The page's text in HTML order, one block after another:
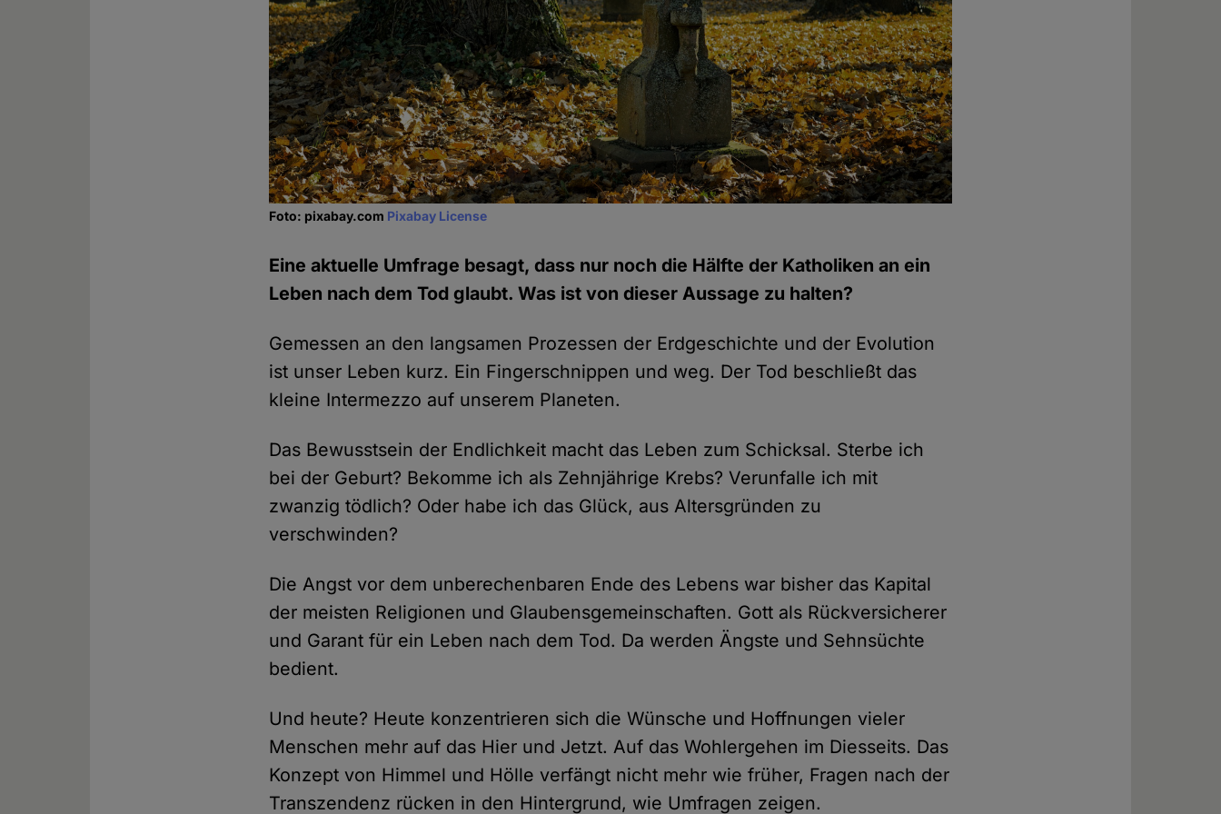
Foto: pixabay.com Pixabay License
Eine aktuelle Umfrage besagt, dass nur noch die Hälfte der Katholiken an ein
Leben nach dem Tod glaubt. Was ist von dieser Aussage zu halten?
Gemessen an den langsamen Prozessen der Erdgeschichte und der Evolution
ist unser Leben kurz. Ein Fingerschnippen und weg. Der Tod beschließt das
kleine Intermezzo auf unserem Planeten.
Das Bewusstsein der Endlichkeit macht das Leben zum Schicksal. Sterbe ich
bei der Geburt? Bekomme ich als Zehnjährige Krebs? Verunfalle ich mit
zwanzig tödlich? Oder habe ich das Glück, aus Altersgründen zu
verschwinden?
Die Angst vor dem unberechenbaren Ende des Lebens war bisher das Kapital
der meisten Religionen und Glaubensgemeinschaften. Gott als Rückversicherer
und Garant für ein Leben nach dem Tod. Da werden Ängste und Sehnsüchte
bedient.
Und heute? Heute konzentrieren sich die Wünsche und Hoffnungen vieler
Menschen mehr auf das Hier und Jetzt. Auf das Wohlergehen im Diesseits. Das
Konzept von Himmel und Hölle verfängt nicht mehr wie früher, Fragen nach der
Transzendenz rücken in den Hintergrund, wie Umfragen zeigen.